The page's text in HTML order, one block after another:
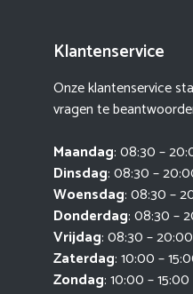
Klantenservice
Onze klantenservice
vragen te
Maandag: 08:30 –
Dinsdag: 08:30 –
Woensdag: 08:30 –
Donderdag: 08:30 –
Vrijdag: 08:30 – 20:00
Zaterdag: 10:00 –
Zondag: 10:00 – 15:00